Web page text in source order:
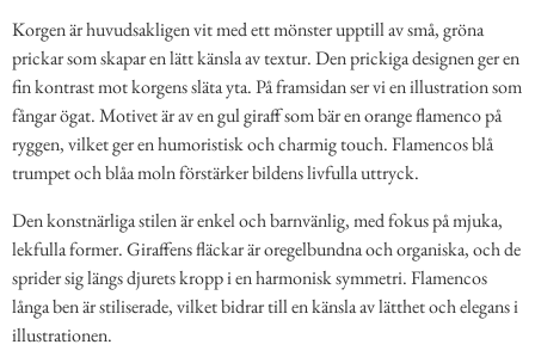
Korgen är huvudsakligen vit med ett mönster upptill av små, gröna
prickar som skapar en lätt känsla av textur. Den prickiga designen ger en
fin kontrast mot korgens släta yta. På framsidan ser vi en illustration som
fångar ögat. Motivet är av en gul giraff som bär en orange flamenco på
ryggen, vilket ger en humoristisk och charmig touch. Flamencos blå
trumpet och blåa moln förstärker bildens livfulla uttryck.
Den konstnärliga stilen är enkel och barnvänlig, med fokus på mjuka,
lekfulla former. Giraffens fläckar är oregelbundna och organiska, och de
sprider sig längs djurets kropp i en harmonisk symmetri. Flamencos
långa ben är stiliserade, vilket bidrar till en känsla av lätthet och elegans i
illustrationen.